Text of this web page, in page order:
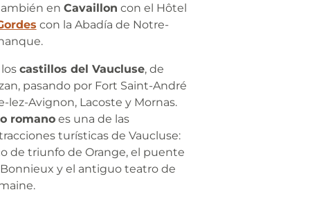
en Cavaillon con el Hôtel
con la Abadía de Notre-
castillos del Vaucluse, de
pasando por Fort Saint-André
lez-Avignon, Lacoste y Mornas.
romanoes una de las
turísticas de Vaucluse:
de triunfo de Orange, el puente
y el antiguo teatro de